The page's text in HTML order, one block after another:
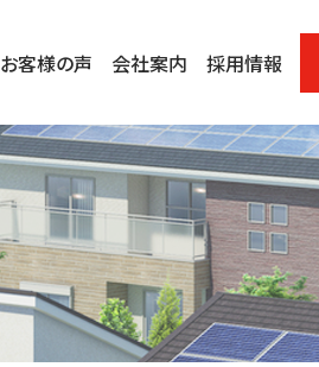
お客様の声 会社案内 採用情報